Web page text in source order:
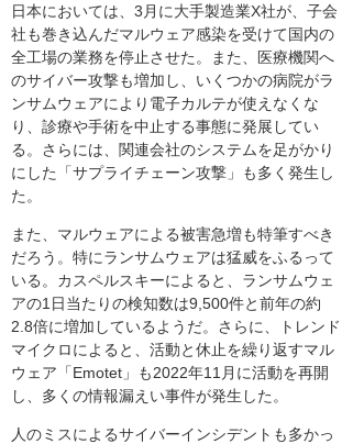
日本においては、3月に大手製造業X社が、子会
社も巻き込んだマルウェア感染を受けて国内の
全工場の業務を停止させた。また、医療機関へ
のサイバー攻撃も増加し、いくつかの病院がラ
ンサムウェアにより電子カルテが使えなくな
り、診療や手術を中止する事態に発展してい
る。さらには、関連会社のシステムを足がかり
にした「サプライチェーン攻撃」も多く発生し
た。
また、マルウェアによる被害急増も特筆すべき
だろう。特にランサムウェアは猛威をふるって
いる。カスペルスキーによると、ランサムウェ
アの1日当たりの検知数は9,500件と前年の約
2.8倍に増加しているようだ。さらに、トレンド
マイクロによると、活動と休止を繰り返すマル
ウェア「Emotet」も2022年11月に活動を再開
し、多くの情報漏えい事件が発生した。
人のミスによるサイバーインシデントも多かっ